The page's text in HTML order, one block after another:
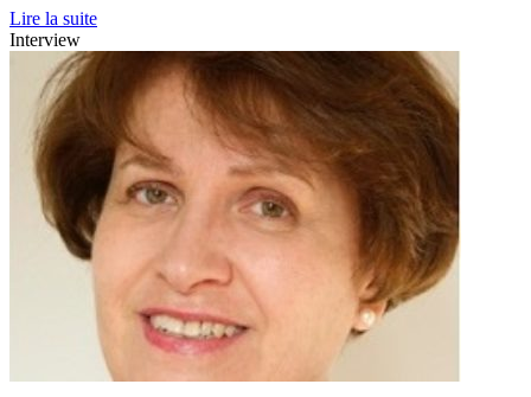
Lire la suite
Interview